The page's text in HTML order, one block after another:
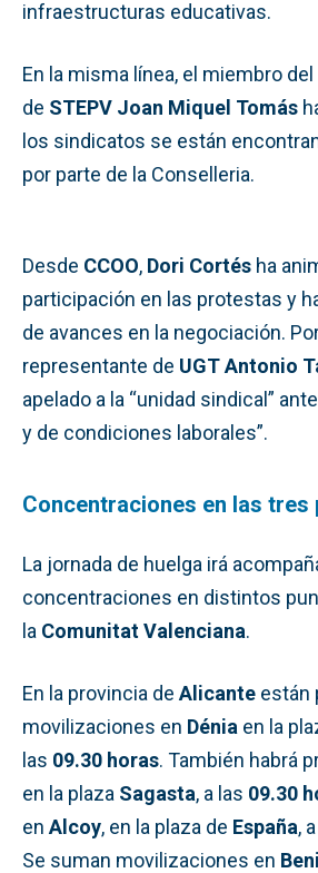
infraestructuras educativas.
En la misma línea, el miembro
de STEPV Joan Miquel Tomás
los sindicatos se están
por parte de la Conselleria.
Desde CCOO, Dori Cortés ha
participación en las protestas y
de avances en la negociación.
representante de UGTAntonio
apelado a la “unidad sindical”
y de condiciones laborales”.
Concentraciones en las tres
La jornada de huelga irá
concentraciones en distintos
la Comunitat Valenciana.
En la provincia de Alicante están
movilizaciones en Dénia en la
las 09.30 horas. También habrá
en la plaza Sagasta, a las 09.30
en Alcoy, en la plaza de España,
Se suman movilizaciones en